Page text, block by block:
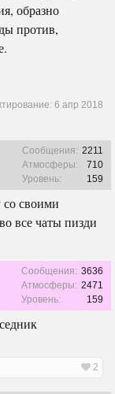
образно
против,
6 апр 2018
Сообщения: 2211
Атмосферы:
710
Уровень:
159
своими
все чаты пизди
Сообщения: 3636
Атмосферы: 2471
Уровень:
159
2